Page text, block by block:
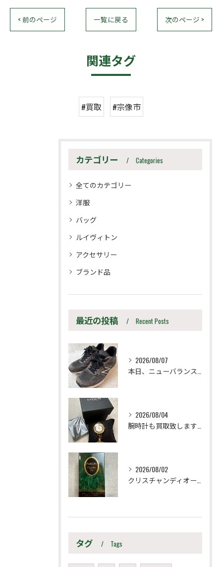
< 前のページ 一覧に戻る 次のページ >
関連タグ
#買取 #宗像市
カテゴリー Categories
全てのカテゴリー
洋服
バッグ
ルイヴィトン
アクセサリー
ブランド品
最近の投稿 Recent Posts
2026/08/07
2026/08/04
2026/08/02
タグ Tags